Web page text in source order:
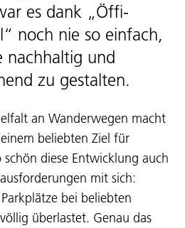
es dank „Öffi-
noch nie so einfach,
nachhaltig und
zu gestalten.
an Wanderwegen macht
beliebten Ziel für
diese Entwicklung auch
mit sich:
bei beliebten
überlastet. Genau das